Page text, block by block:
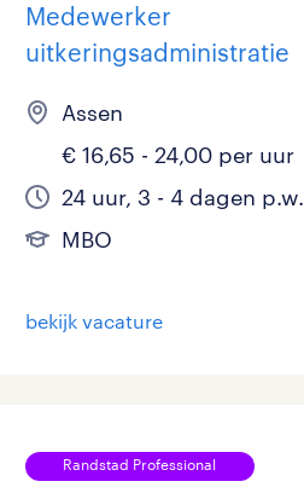
0
Commercieel / Verkoop 0
Juridisch 1
HAVO/VWO 0
MBO 22
17 - 24 uur 16
37 - 40+ uur 9
Tijdelijk met uitzicht op vast 18
Medewerker
uitkeringsadministratie
Assen
€ 16,65 - 24,00 per uur
24 uur, 3 - 4 dagen p.w.
MBO
bekijk vacature
Randstad Professional